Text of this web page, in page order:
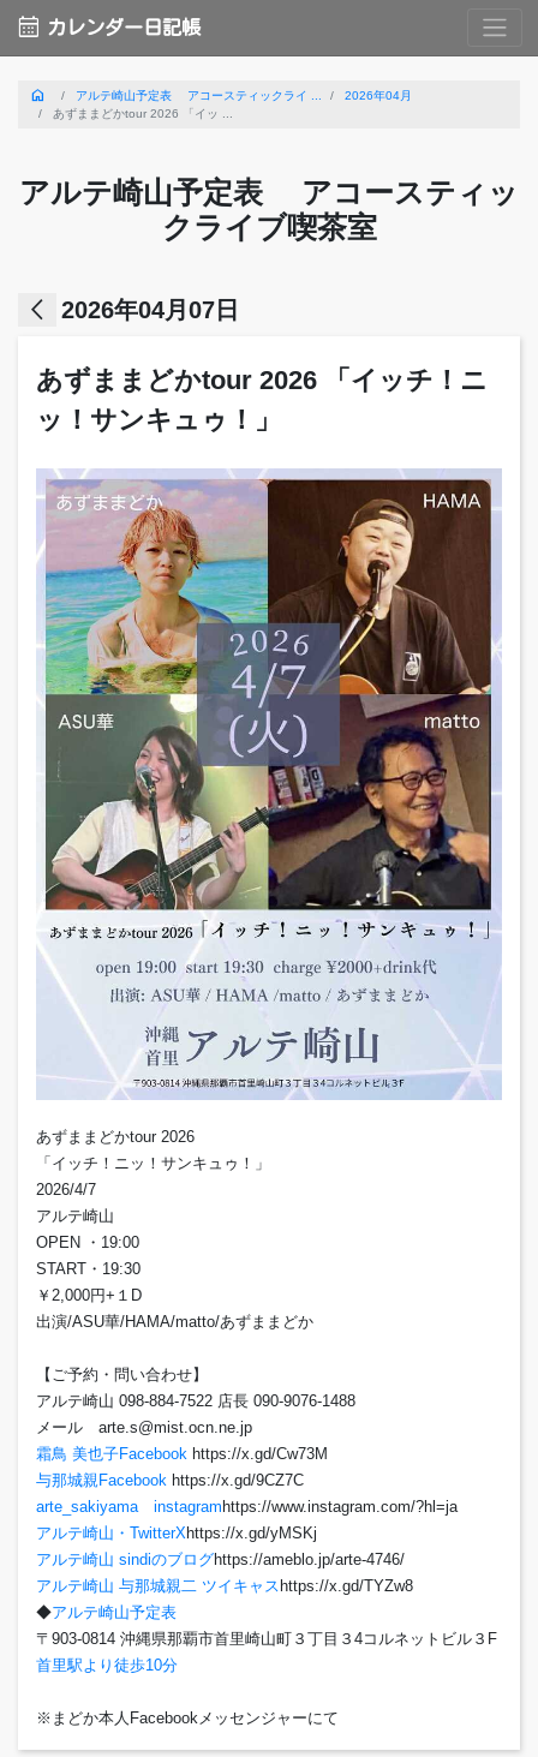
calendar_month カレンダー日記帳
home アルテ崎山予定表 アコースティックライ ...
2026年04月
あずままどかtour 2026 「イッ ...
アルテ崎山予定表 アコースティッ
クライブ喫茶室
arrow_back_ios 2026年04月07日
あずままどかtour 2026 「イッチ！ニ
ッ！サンキュゥ！」
あずままどかtour 2026
「イッチ！ニッ！サンキュゥ！」
2026/4/7
アルテ崎山
OPEN ・19:00
START・19:30
￥2,000円+１D
出演/ASU華/HAMA/matto/あずままどか
【ご予約・問い合わせ】
アルテ崎山 098-884-7522 店長 090-9076-1488
メール arte.s@mist.ocn.ne.jp
霜鳥 美也子Facebook https://x.gd/Cw73M
与那城親Facebook https://x.gd/9CZ7C
arte_sakiyama instagramhttps://www.instagram.com/?hl=ja
アルテ崎山・TwitterXhttps://x.gd/yMSKj
アルテ崎山 sindiのブログhttps://ameblo.jp/arte-4746/
アルテ崎山 与那城親二 ツイキャス https://x.gd/TYZw8
◆アルテ崎山予定表
〒903-0814 沖縄県那覇市首里崎山町３丁目３4コルネットビル３F
首里駅より徒歩10分
※まどか本人Facebookメッセンジャーにて